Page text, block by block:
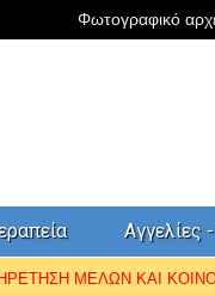
Φωτογραφικό
Αγγελίες
ΜΕΛΩΝ ΚΑΙ